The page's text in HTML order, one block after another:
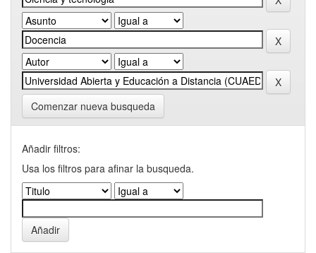
Comenzar nueva busqueda
Añadir filtros:
Usa los filtros para afinar la busqueda.